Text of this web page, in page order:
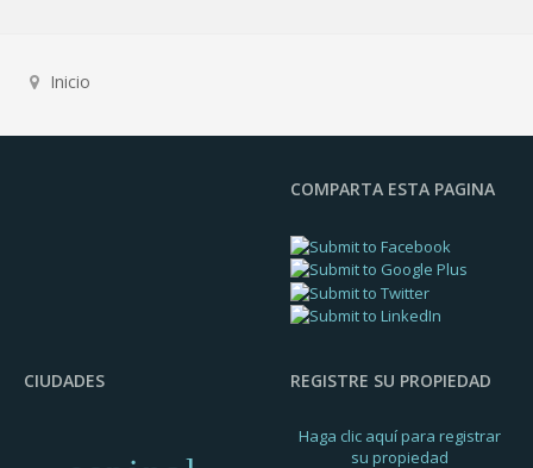
Inicio
COMPARTA ESTA PAGINA
CIUDADES REGISTRE SU PROPIEDAD
Haga clic aquí para registrar
su propiedad